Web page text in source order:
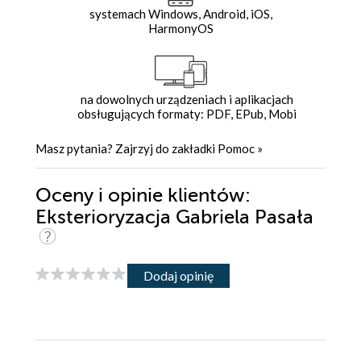
systemach Windows, Android, iOS,
HarmonyOS
na dowolnych urządzeniach i aplikacjach
obsługujących formaty: PDF, EPub, Mobi
Masz pytania? Zajrzyj do zakładki Pomoc »
Oceny i opinie klientów:
Eksterioryzacja Gabriela Pasała
Dodaj opinię